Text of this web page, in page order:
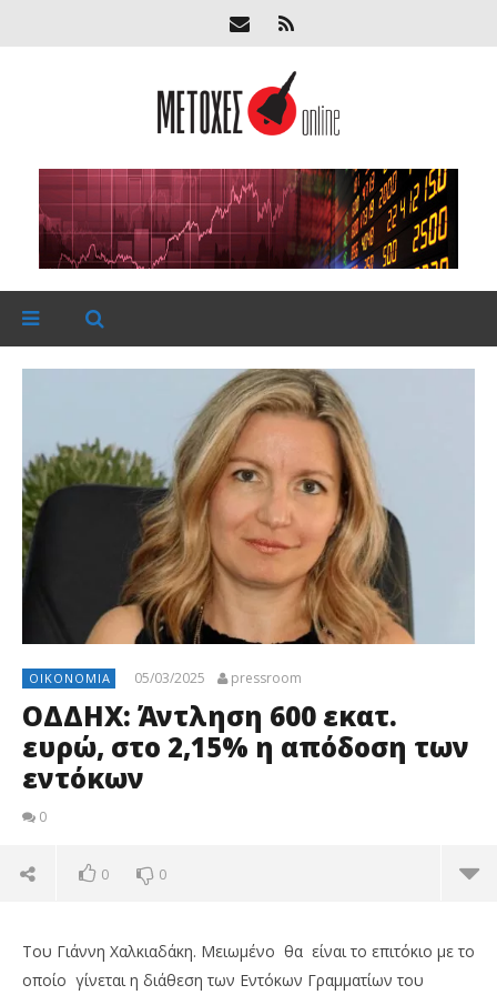
ΟΙΚΟΝΟΜΊΑ 05/03/2025 pressroom
ΟΔΔΗΧ: Άντληση 600 εκατ.
ευρώ, στο 2,15% η απόδοση των
εντόκων
0
0 0
Του Γιάννη Χαλκιαδάκη. Μειωμένο θα είναι το επιτόκιο με το
οποίο γίνεται η διάθεση των Εντόκων Γραμματίων του